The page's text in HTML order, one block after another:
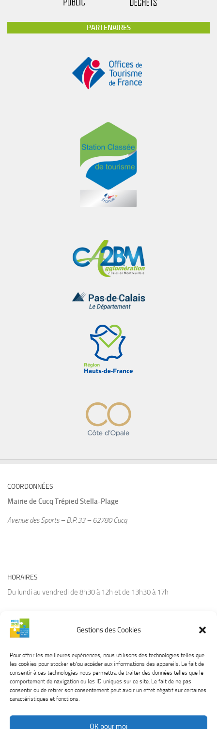
Gestions des Cookies
Pour offrir les meilleures expériences, nous utilisons des technologies telles que
les cookies pour stocker et/ou accéder aux informations des appareils. Le fait de
consentir à ces technologies nous permettra de traiter des données telles que le
comportement de navigation ou les ID uniques sur ce site. Le fait de ne pas
consentir ou de retirer son consentement peut avoir un effet négatif sur certaines
caractéristiques et fonctions.
OK pour moi
PARTENAIRES
COORDONNÉES
Mairie de Cucq Trépied Stella-Plage
Avenue des Sports – B.P.33 – 62780 Cucq
HORAIRES
Du lundi au vendredi de 8h30 à 12h et de 13h30 à 17h
CONTACT
Courriel : contact@cucq.fr
Site Internet : www.cucq.fr